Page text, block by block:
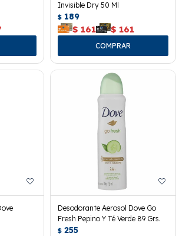
Invisible Dry 50 Ml
$ 189
$ 161 $ 161
Desodorante Aerosol Dove Go
Fresh Pepino Y Té Verde 89 Grs.
$ 255